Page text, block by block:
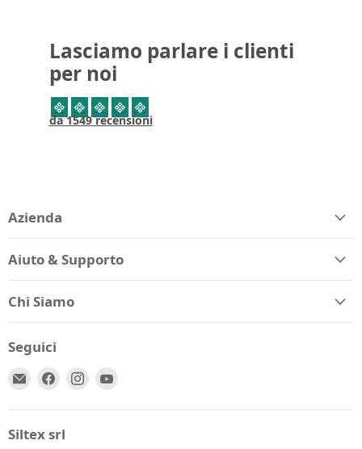
Lasciamo parlare i clienti
per noi
da 1549 recensioni
Azienda
Aiuto & Supporto
Chi Siamo
Seguici
Email
Trovaci Trovaci
Siltex srl